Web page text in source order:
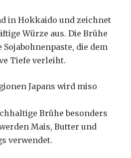
in Hokkaido und zeichnet
Würze aus. Die Brühe
die dem
Tiefe verleiht.
Japans wird miso
Brühe besonders
Mais, Butter und
verwendet.